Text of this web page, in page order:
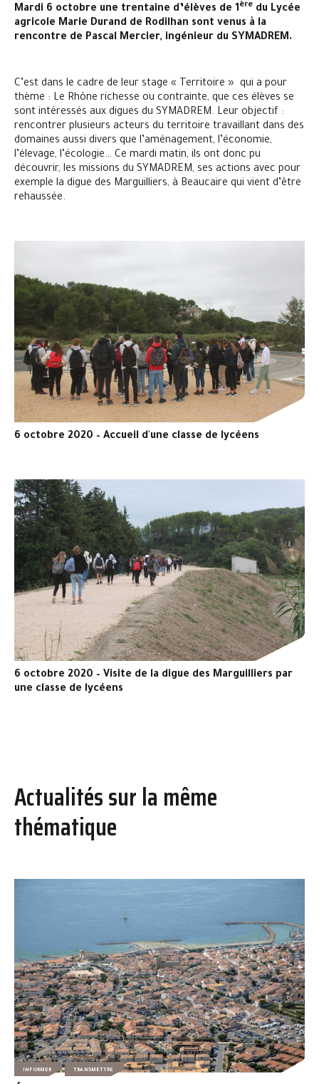
Mardi 6 octobre une trentaine d’élèves de 1ère du Lycée
agricole Marie Durand de Rodilhan sont venus à la
rencontre de Pascal Mercier, ingénieur du SYMADREM.
C’est dans le cadre de leur stage « Territoire » qui a pour
thème : Le Rhône richesse ou contrainte, que ces élèves se
sont intéressés aux digues du SYMADREM. Leur objectif :
rencontrer plusieurs acteurs du territoire travaillant dans des
domaines aussi divers que l’aménagement, l’économie,
l’élevage, l’écologie… Ce mardi matin, ils ont donc pu
découvrir, les missions du SYMADREM, ses actions avec pour
exemple la digue des Marguilliers, à Beaucaire qui vient d’être
rehaussée.
6 octobre 2020 – Accueil d'une classe de lycéens
6 octobre 2020 – Visite de la digue des Marguilliers par
une classe de lycéens
Actualités sur la même
thématique
INFORMER TRANSMETTRE